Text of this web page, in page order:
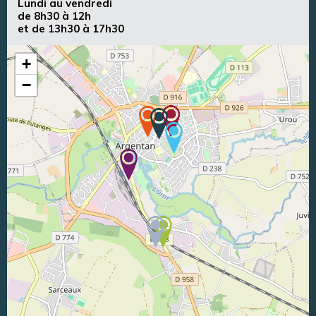
Lundi au vendredi
de 8h30 à 12h
et de 13h30 à 17h30
+
−